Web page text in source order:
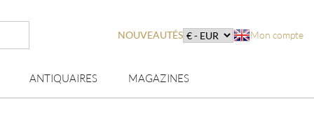
NOUVEAUTÉS Mon compte
ANTIQUAIRES MAGAZINES